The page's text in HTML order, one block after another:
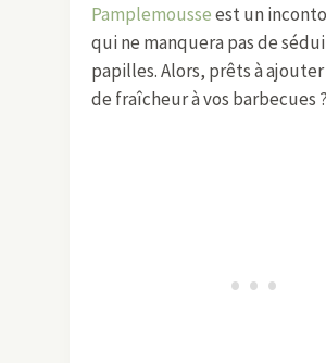
Pamplemousseest un
qui ne manquera pas de
papilles. Alors, prêts à
de fraîcheur à vos barbecues ?